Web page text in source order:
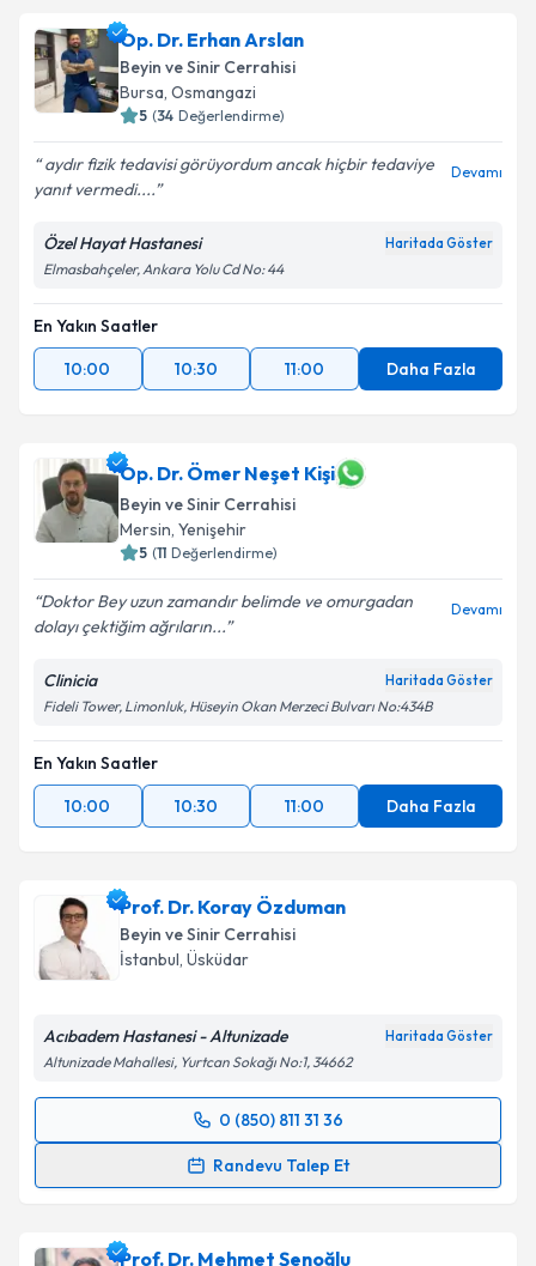
Op. Dr. Erhan Arslan
Beyin ve Sinir Cerrahisi
Bursa, Osmangazi
5 (34 Değerlendirme)
aydır fizik tedavisi görüyordum ancak hiçbir tedaviye
yanıt vermedi....
Devamı
Özel Hayat Hastanesi Haritada Göster
Elmasbahçeler, Ankara Yolu Cd No: 44
En Yakın Saatler
10:00
10:30 11:00 Daha Fazla
Op. Dr. Ömer Neşet Kişi
Beyin ve Sinir Cerrahisi
Mersin, Yenişehir
5 (11 Değerlendirme)
Doktor Bey uzun zamandır belimde ve omurgadan
dolayı çektiğim ağrıların...
Devamı
Clinicia Haritada Göster
Fideli Tower, Limonluk, Hüseyin Okan Merzeci Bulvarı No:434B
En Yakın Saatler
10:00
10:30 11:00 Daha Fazla
Prof. Dr. Koray Özduman
Beyin ve Sinir Cerrahisi
İstanbul, Üsküdar
Acıbadem Hastanesi - Altunizade Haritada Göster
Altunizade Mahallesi, Yurtcan Sokağı No:1, 34662
0 (850) 811 31 36
Randevu Talep Et
Randevu Takvimi Talebi
takvim hazırlandığında e-posta ile bilgilendireceğiz.
Prof. Dr. Mehmet Şenoğlu